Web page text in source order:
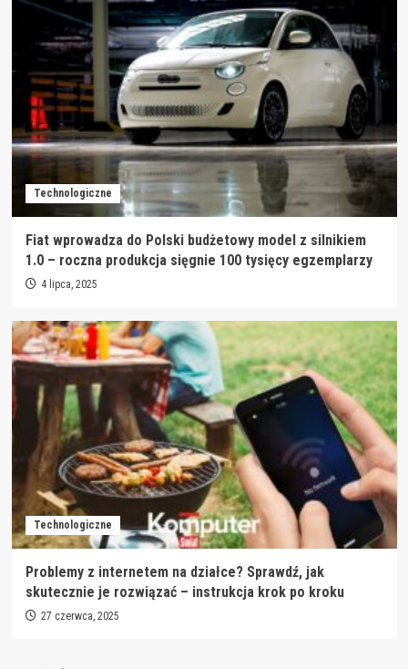
Technologiczne
Fiat wprowadza do Polski budżetowy model z silnikiem
1.0 – roczna produkcja sięgnie 100 tysięcy egzemplarzy
4 lipca, 2025
Technologiczne
Problemy z internetem na działce? Sprawdź, jak
skutecznie je rozwiązać – instrukcja krok po kroku
27 czerwca, 2025